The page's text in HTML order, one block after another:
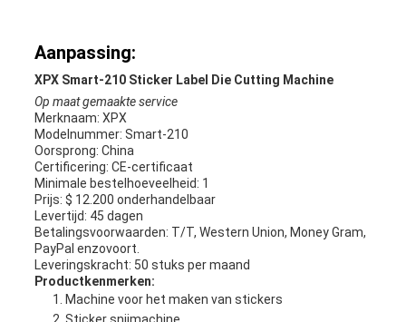
Aanpassing:
XPX Smart-210 Sticker Label Die Cutting Machine
Op maat gemaakte service
Merknaam: XPX
Modelnummer: Smart-210
Oorsprong: China
Certificering: CE-certificaat
Minimale bestelhoeveelheid: 1
Prijs: $ 12.200 onderhandelbaar
Levertijd: 45 dagen
Betalingsvoorwaarden: T/T, Western Union, Money Gram,
PayPal enzovoort.
Leveringskracht: 50 stuks per maand
Productkenmerken:
Machine voor het maken van stickers